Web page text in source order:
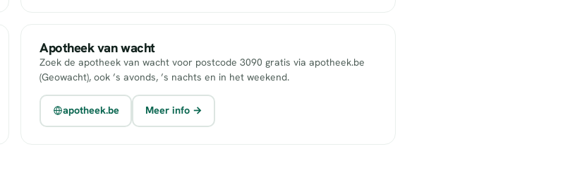
Apotheek van wacht
Zoek de apotheek van wacht voor postcode 3090 gratis via apotheek.be
(Geowacht), ook ’s avonds, ’s nachts en in het weekend.
apotheek.be Meer info →